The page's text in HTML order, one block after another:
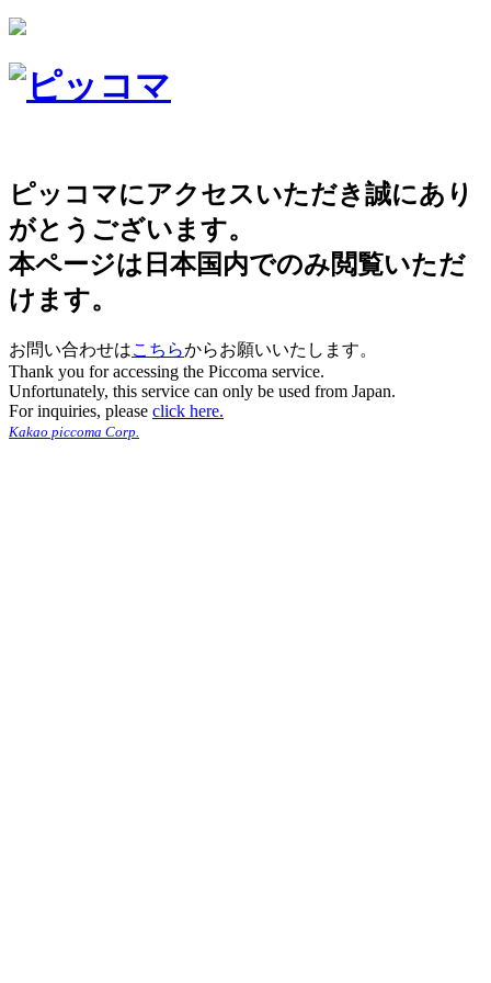
ピッコマにアクセスいただき誠にあり
がとうございます。
本ページは日本国内でのみ閲覧いただ
けます。
お問い合わせはこちらからお願いいたします。
Thank you for accessing the Piccoma service.
Unfortunately, this service can only be used from Japan.
For inquiries, please click here.
Kakao piccoma Corp.